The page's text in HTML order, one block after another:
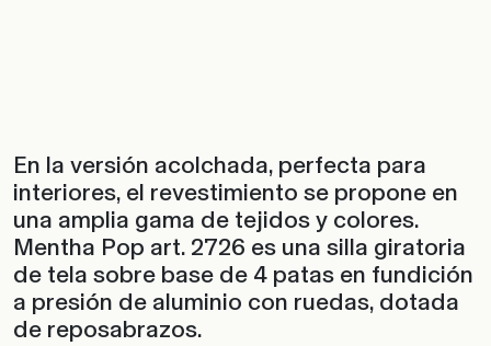
En la versión acolchada, perfecta para
interiores, el revestimiento se propone en
una amplia gama de tejidos y colores.
Mentha Pop art. 2726 es una silla giratoria
de tela sobre base de 4 patas en fundición
a presión de aluminio con ruedas, dotada
de reposabrazos.